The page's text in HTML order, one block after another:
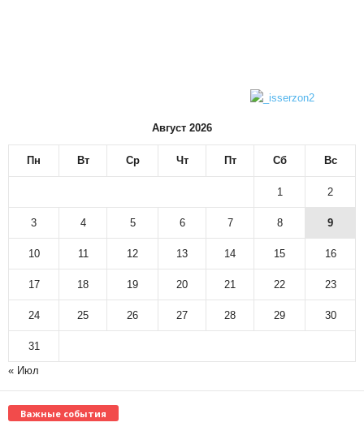
Август 2026
Пн Вт Ср Чт Пт Сб Вс
1 2
3 4 5 6 7 8 9
10 11 12 13 14 15 16
17 18 19 20 21 22 23
24 25 26 27 28 29 30
31
« Июл
Важные события